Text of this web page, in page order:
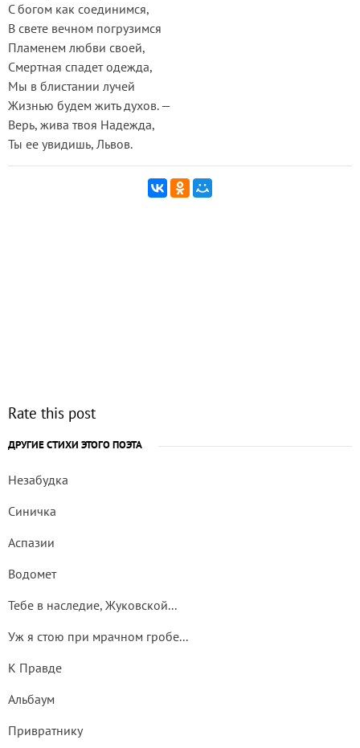
С богом как соединимся,
В свете вечном погрузимся
Пламенем любви своей,
Смертная спадет одежда,
Мы в блистании лучей
Жизнью будем жить духов. —
Верь, жива твоя Надежда,
Ты ее увидишь, Львов.
Rate this post
ДРУГИЕ СТИХИ ЭТОГО ПОЭТА
Незабудка
Синичка
Аспазии
Водомет
Тебе в наследие, Жуковской...
Уж я стою при мрачном гробе...
К Правде
Альбаум
Привратнику